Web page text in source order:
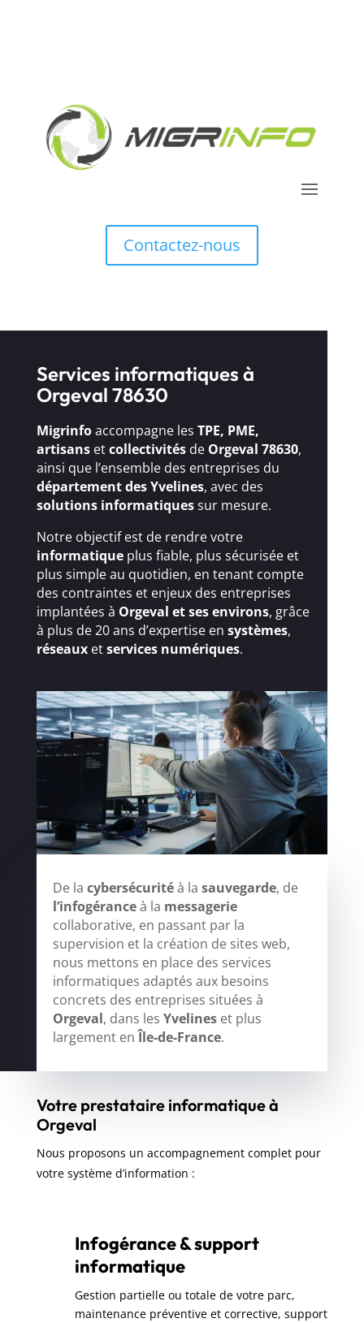
Contactez-nous
Services informatiques à
Orgeval 78630
Migrinfoaccompagne les TPE, PME,
artisansetcollectivitésde Orgeval 78630,
ainsi que l’ensemble des entreprises du
département des Yvelines, avec des
solutions informatiquessur mesure.
Notre objectif est de rendre votre
informatiqueplus fiable, plus sécurisée et
plus simple au quotidien, en tenant compte
des contraintes et enjeux des entreprises
implantées à Orgeval et ses environs, grâce
à plus de 20 ans d’expertise en systèmes,
réseauxetservices numériques.
De la cybersécuritéà la sauvegarde, de
l’infogéranceà la messagerie
collaborative, en passant par la
supervision et la création de sites web,
nous mettons en place des services
informatiques adaptés aux besoins
concrets des entreprises situées à
Orgeval, dans les Yvelineset plus
largement enÎle-de-France.
Votre prestataire informatique à
Orgeval
Nous proposons un accompagnement complet pour
votre système d’information :
Infogérance & support
informatique
Gestion partielle ou totale de votre parc,
maintenance préventive et corrective, support